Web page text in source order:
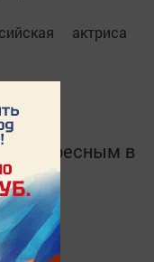
актриса
интересным в
в